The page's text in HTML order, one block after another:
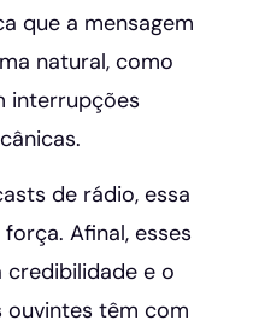
que a mensagem
natural, como
interrupções
de rádio, essa
Afinal, esses
credibilidade e o
ouvintes têm com